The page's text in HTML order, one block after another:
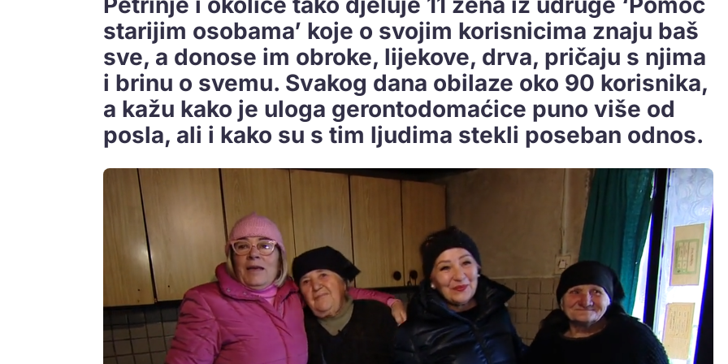
starijim osobama’ koje o svojim korisnicima znaju baš
sve, a donose im obroke, lijekove, drva, pričaju s njima
i brinu o svemu. Svakog dana obilaze oko 90 korisnika,
a kažu kako je uloga gerontodomaćice puno više od
posla, ali i kako su s tim ljudima stekli poseban odnos.